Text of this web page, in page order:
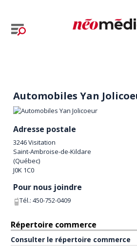
Automobiles Yan
Adresse postale
3246 Visitation
Saint-Ambroise-de-Kildare
(Québec)
J0K 1C0
Pour nous joindre
Tél.:450-752-0409
Répertoire commerce
Consulter le répertoire commerce